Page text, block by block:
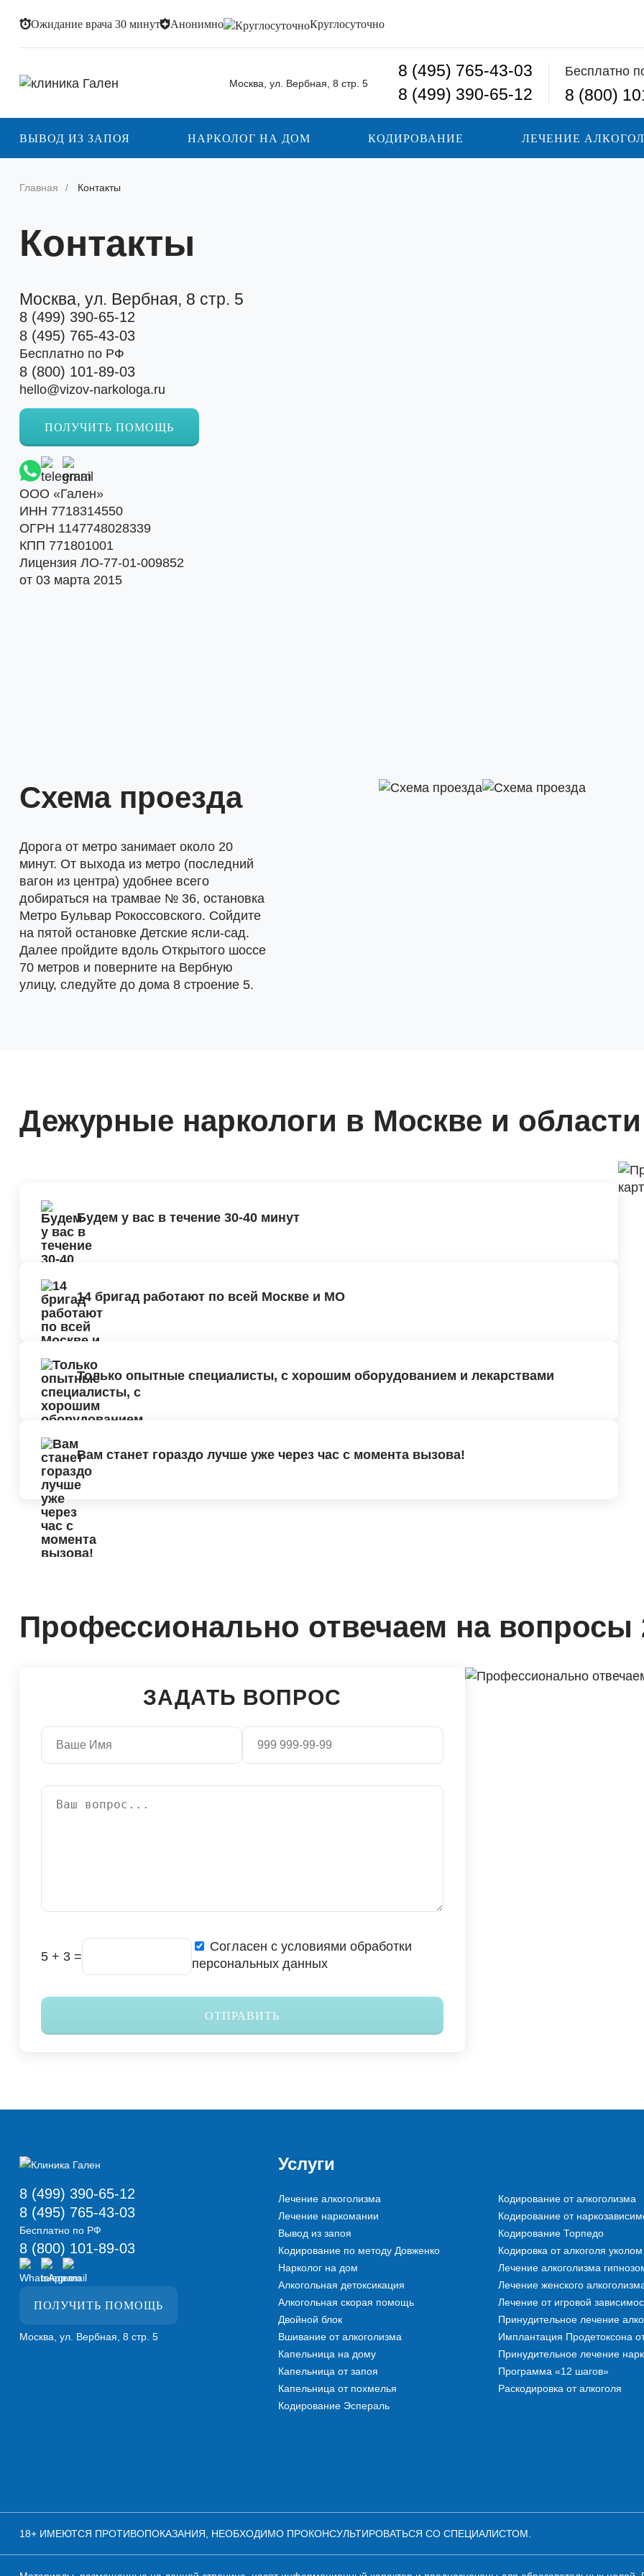
Ожидание врача 30 минут Анонимно Круглосуточно
Москва, ул. Вербная, 8 стр. 5
8 (495) 765-43-03
8 (499) 390-65-12
Бесплатно
8 (800)
ВЫВОД ИЗ ЗАПОЯ НАРКОЛОГ НА ДОМ КОДИРОВАНИЕ ЛЕЧЕНИЕ
Главная Контакты
Контакты
Москва, ул. Вербная, 8 стр. 5
8 (499) 390-65-12
8 (495) 765-43-03
Бесплатно по РФ
8 (800) 101-89-03
hello@vizov-narkologa.ru
ПОЛУЧИТЬ ПОМОЩЬ
ООО «Гален»
ИНН 7718314550
ОГРН 1147748028339
КПП 771801001
Лицензия ЛО-77-01-009852
от 03 марта 2015
Схема проезда
Дорога от метро занимает около 20
минут. От выхода из метро (последний
вагон из центра) удобнее всего
добираться на трамвае № 36, остановка
Метро Бульвар Рокоссовского. Сойдите
на пятой остановке Детские ясли-сад.
Далее пройдите вдоль Открытого шоссе
70 метров и поверните на Вербную
улицу, следуйте до дома 8 строение 5.
Дежурные наркологи в Москве и области
Будем у вас в течение 30-40 минут
14 бригад работают по всей Москве и МО
Только опытные специалисты, с хорошим оборудованием и лекарствами
Вам станет гораздо лучше уже через час с момента вызова!
Профессионально отвечаем на вопросы
ЗАДАТЬ ВОПРОС
5 + 3 =
Согласен с условиями обработки
персональных данных
ОТПРАВИТЬ
8 (499) 390-65-12
8 (495) 765-43-03
Бесплатно по РФ
8 (800) 101-89-03
ПОЛУЧИТЬ ПОМОЩЬ
Москва, ул. Вербная, 8 стр. 5
Услуги
Лечение алкоголизма
Лечение наркомании
Вывод из запоя
Кодирование по методу Довженко
Нарколог на дом
Алкогольная детоксикация
Алкогольная скорая помощь
Двойной блок
Вшивание от алкоголизма
Капельница на дому
Капельница от запоя
Капельница от похмелья
Кодирование Эспераль
Кодирование от алкоголизма
Кодирование от
Кодирование Торпедо
Кодировка от алкоголя уколом
Лечение алкоголизма
Лечение женского
Лечение от игровой
Принудительное лечение
Имплантация Продетоксона
Принудительное лечение
Программа «12 шагов»
Раскодировка от алкоголя
18+ ИМЕЮТСЯ ПРОТИВОПОКАЗАНИЯ, НЕОБХОДИМО ПРОКОНСУЛЬТИРОВАТЬСЯ СО СПЕЦИАЛИСТОМ.